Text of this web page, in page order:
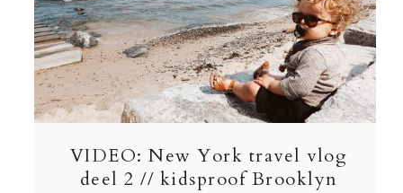
VIDEO: New York travel vlog
deel 2 // kidsproof Brooklyn